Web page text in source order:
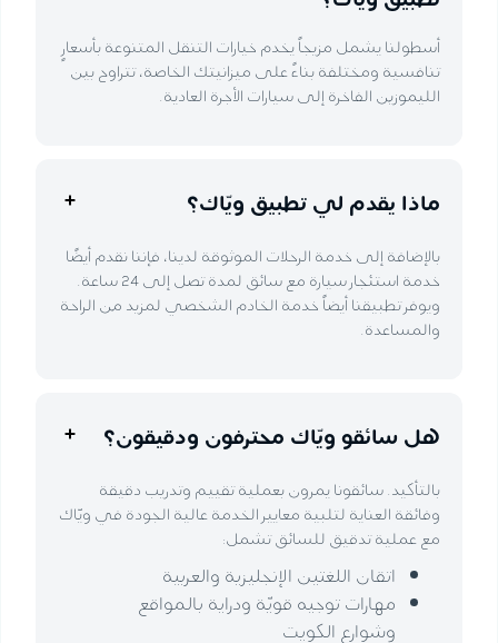
أسطولنا يشمل مزيجاً يخدم خيارات التنقل المتنوعة بأسعارٍ
تنافسية ومختلفة بناءً على ميزانيتك الخاصة، تتراوح بين
الليموزين الفاخرة إلى سيارات الأجرة العادية.
ماذا يقدم لي تطبيق ويّاك؟
بالإضافة إلى خدمة الرحلات الموثوقة لدينا، فإننا نقدم أيضًا
خدمة استئجار سيارة مع سائق لمدة تصل إلى 24 ساعة.
ويوفر تطبيقنا أيضاً خدمة الخادم الشخصي لمزيد من الراحة
والمساعدة.
هل سائقو ويّاك محترفون ودقيقون؟
بالتأكيد. سائقونا يمرون بعملية تقييم وتدريب دقيقة
وفائقة العناية لتلبية معايير الخدمة عالية الجودة في ويّاك
مع عملية تدقيق للسائق تشمل:
اتقان اللغتين الإنجليزية والعربية
مهارات توجيه قويّة ودراية بالمواقع
وشوارع الكويت